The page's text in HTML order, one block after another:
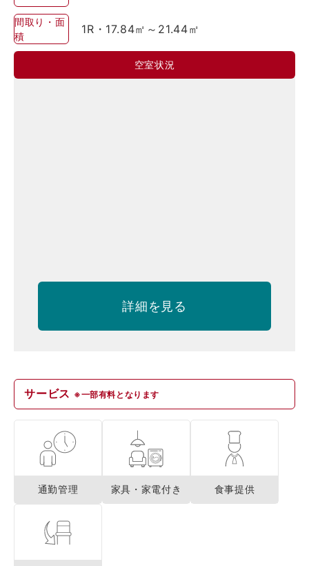
間取り・面
積
1R・17.84㎡～21.44㎡
空室状況
詳細を見る
サービス ※一部有料となります
通勤管理 家具・家電付き 食事提供